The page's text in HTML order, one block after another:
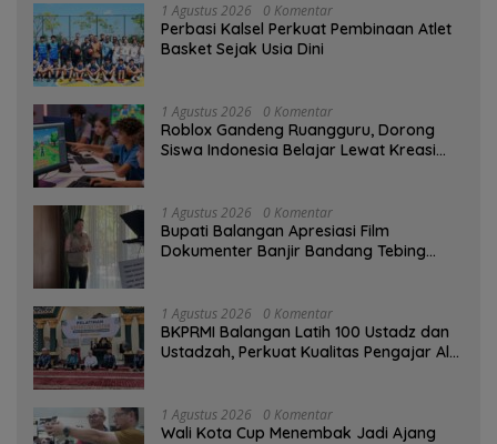
1 Agustus 2026 0 Komentar
Perbasi Kalsel Perkuat Pembinaan Atlet
Basket Sejak Usia Dini
1 Agustus 2026 0 Komentar
Roblox Gandeng Ruangguru, Dorong
Siswa Indonesia Belajar Lewat Kreasi
1 Agustus 2026 0 Komentar
Bupati Balangan Apresiasi Film
Dokumenter Banjir Bandang Tebing
1 Agustus 2026 0 Komentar
BKPRMI Balangan Latih 100 Ustadz dan
Ustadzah, Perkuat Kualitas Pengajar Al-
1 Agustus 2026 0 Komentar
Wali Kota Cup Menembak Jadi Ajang